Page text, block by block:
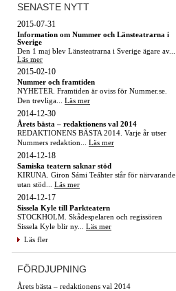
SENASTE NYTT
2015-07-31
Information om Nummer och Länsteatrarna i
Sverige
Den 1 maj blev Länsteatrarna i Sverige ägare av...
Läs mer
2015-02-10
Nummer och framtiden
NYHETER. Framtiden är oviss för Nummer.se.
Den trevliga... Läs mer
2014-12-30
Årets bästa – redaktionens val 2014
REDAKTIONENS BÄSTA 2014. Varje år utser
Nummers redaktion... Läs mer
2014-12-18
Samiska teatern saknar stöd
KIRUNA. Giron Sámi Teáhter står för närvarande
utan stöd... Läs mer
2014-12-17
Sissela Kyle till Parkteatern
STOCKHOLM. Skådespelaren och regissören
Sissela Kyle blir ny... Läs mer
Läs fler
FÖRDJUPNING
Årets bästa – redaktionens val 2014